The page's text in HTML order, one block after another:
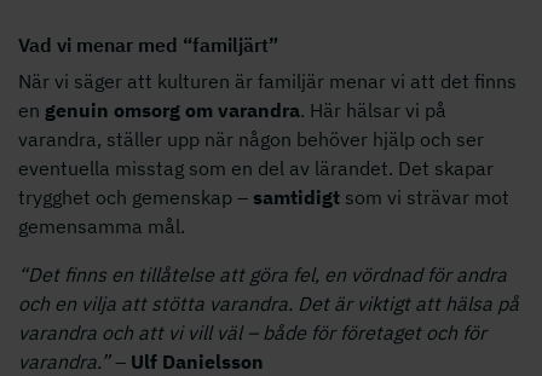
Vad vi menar med “familjärt”
När vi säger att kulturen är familjär menar vi att det finns
en genuin omsorg om varandra. Här hälsar vi på
varandra, ställer upp när någon behöver hjälp och ser
eventuella misstag som en del av lärandet. Det skapar
trygghet och gemenskap – samtidigt som vi strävar mot
gemensamma mål.
“Det finns en tillåtelse att göra fel, en vördnad för andra
och en vilja att stötta varandra. Det är viktigt att hälsa på
varandra och att vi vill väl – både för företaget och för
varandra.”– Ulf Danielsson